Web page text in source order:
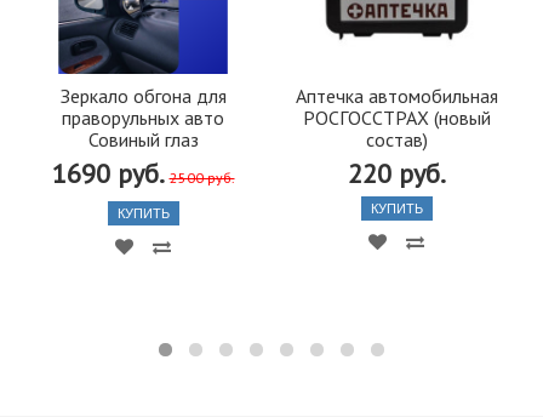
Зеркало обгона для
праворульных авто
Совиный глаз
1690 руб. 2500 руб.
КУПИТЬ
Аптечка автомобильная
РОСГОССТРАХ (новый
состав)
220 руб.
КУПИТЬ